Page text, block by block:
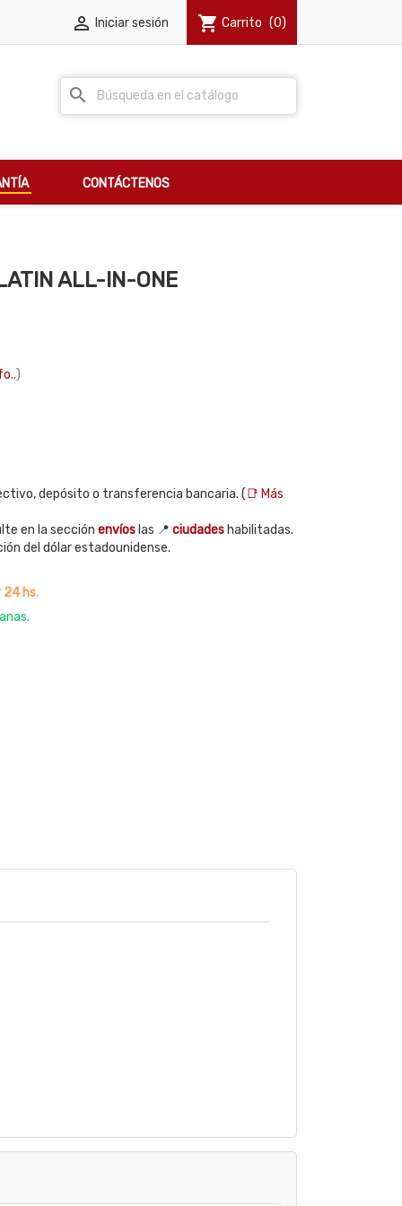
 Iniciar sesión shopping_cart Carrito (0)
search
CONTÁCTENOS
ALL-IN-ONE
)
depósito o transferencia bancaria. (📑 Más
en la sección envíos las 📍 ciudades habilitadas.
del dólar estadounidense.
24 hs.